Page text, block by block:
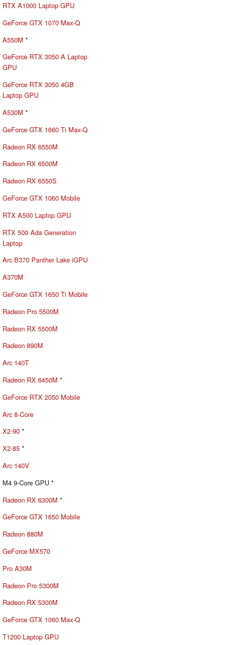
RTX A1000 Laptop GPU
GeForce GTX 1070 Max-Q
A550M *
GeForce RTX 3050 A Laptop
GPU
GeForce RTX 3050 4GB
Laptop GPU
A530M *
GeForce GTX 1660 Ti Max-Q
Radeon RX 6550M
Radeon RX 6500M
Radeon RX 6550S
GeForce GTX 1060 Mobile
RTX A500 Laptop GPU
RTX 500 Ada Generation
Laptop
Arc B370 Panther Lake iGPU
A370M
GeForce GTX 1650 Ti Mobile
Radeon Pro 5500M
Radeon RX 5500M
Radeon 890M
Arc 140T
Radeon RX 6450M *
GeForce RTX 2050 Mobile
Arc 8-Core
X2-90 *
X2-85 *
Arc 140V
M4 9-Core GPU *
Radeon RX 6300M *
GeForce GTX 1650 Mobile
Radeon 880M
GeForce MX570
Pro A30M
Radeon Pro 5300M
Radeon RX 5300M
GeForce GTX 1060 Max-Q
T1200 Laptop GPU